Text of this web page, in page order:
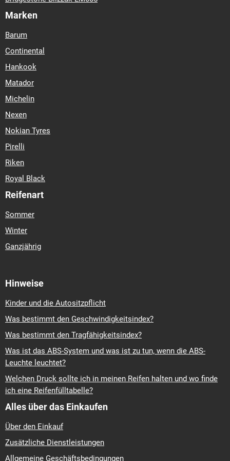
Marken
Barum
Continental
Hankook
Matador
Michelin
Nexen
Nokian Tyres
Pirelli
Riken
Royal Black
Reifenart
Sommer
Winter
Ganzjährig
Hinweise
Kinder und die Autositzpflicht
Was bestimmt den Geschwindigkeitsindex?
Was bestimmt den Tragfähigkeitsindex?
Was ist das ABS-System und was ist zu tun, wenn die ABS-
Leuchte leuchtet?
Welchen Druck sollte ich in meinen Reifen halten und wo finde
ich eine Reifenfülltabelle?
Alles über das Einkaufen
Über den Einkauf
Zusätzliche Dienstleistungen
Allgemeine Geschäftsbedingungen